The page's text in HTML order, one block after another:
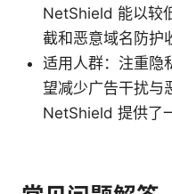
NetShield 能以较
截和恶意域名防护
适用人群：注重隐
望减少广告干扰与
NetShield 提供了